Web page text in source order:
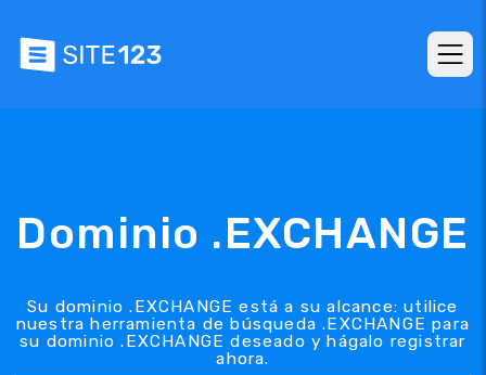
Dominio .EXCHANGE
Su dominio .EXCHANGE está a su alcance: utilice
nuestra herramienta de búsqueda .EXCHANGE para
su dominio .EXCHANGE deseado y hágalo registrar
ahora.